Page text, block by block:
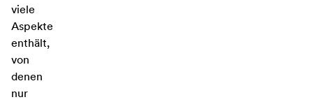
viele
Aspekte
enthält,
von
denen
nur